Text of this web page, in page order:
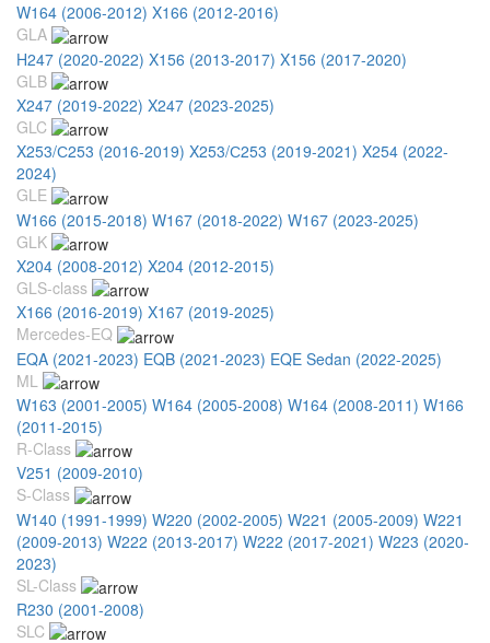
W164 (2006-2012) X166 (2012-2016)
GLA
H247 (2020-2022) X156 (2013-2017) X156 (2017-2020)
GLB
X247 (2019-2022) X247 (2023-2025)
GLC
X253/С253 (2016-2019) X253/С253 (2019-2021) X254 (2022-
2024)
GLE
W166 (2015-2018) W167 (2018-2022) W167 (2023-2025)
GLK
X204 (2008-2012) X204 (2012-2015)
GLS-class
X166 (2016-2019) X167 (2019-2025)
Mercedes-EQ
EQA (2021-2023) EQB (2021-2023) EQE Sedan (2022-2025)
ML
W163 (2001-2005) W164 (2005-2008) W164 (2008-2011) W166
(2011-2015)
R-Class
V251 (2009-2010)
S-Class
W140 (1991-1999) W220 (2002-2005) W221 (2005-2009) W221
(2009-2013) W222 (2013-2017) W222 (2017-2021) W223 (2020-
2023)
SL-Class
R230 (2001-2008)
SLC